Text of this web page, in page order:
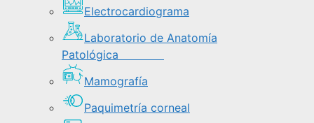
Electrocardiograma
Laboratorio de Anatomía
Patológica
Mamografía
Paquimetría corneal